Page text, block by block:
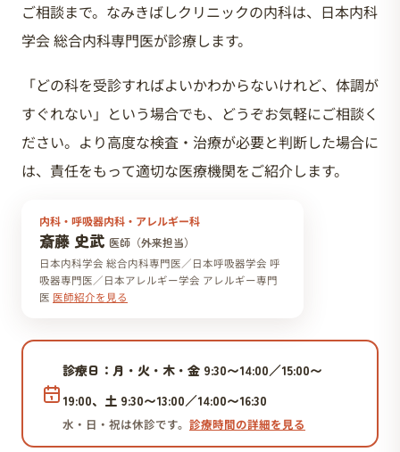
ご相談まで。なみきばしクリニックの内科は、日本内科
学会 総合内科専門医が診療します。
「どの科を受診すればよいかわからないけれど、体調が
すぐれない」という場合でも、どうぞお気軽にご相談く
ださい。より高度な検査・治療が必要と判断した場合に
は、責任をもって適切な医療機関をご紹介します。
内科・呼吸器内科・アレルギー科
斎藤 史武 医師（外来担当）
日本内科学会 総合内科専門医／日本呼吸器学会 呼
吸器専門医／日本アレルギー学会 アレルギー専門
医 医師紹介を見る
診療日：月・火・木・金 9:30〜14:00／15:00〜
19:00、土 9:30〜13:00／14:00〜16:30
水・日・祝は休診です。 診療時間の詳細を見る